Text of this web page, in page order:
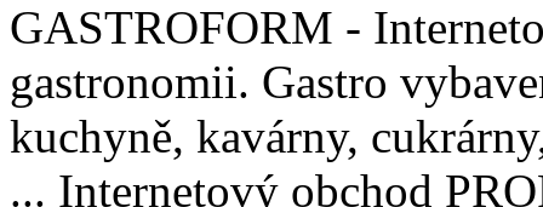
GASTROFORM -
gastronomii. Gastro
kuchyně, kavárny,
... Internetový obchod